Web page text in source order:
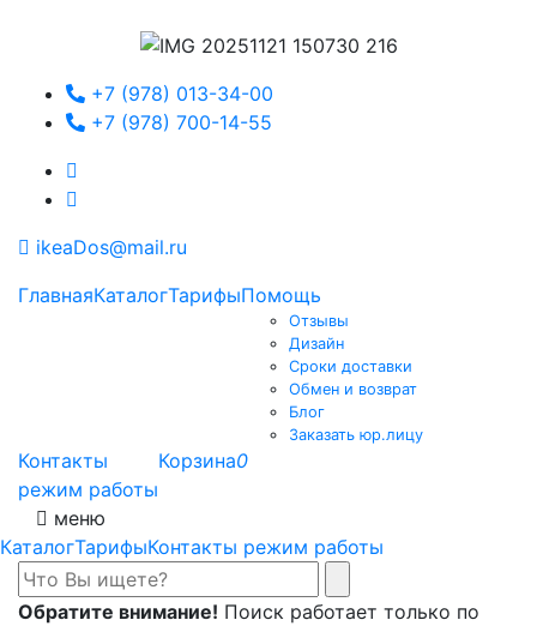
+7 (978) 013-34-00
+7 (978) 700-14-55
ikeaDos@mail.ru
ГлавнаяКаталогТарифыПомощь
Отзывы
Дизайн
Сроки доставки
Обмен и возврат
Блог
Заказать юр.лицу
Контакты
режим работы
Корзина0
меню
КаталогТарифыКонтакты режим работы
Обратите внимание! Поиск работает только по